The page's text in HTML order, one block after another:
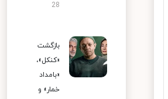
28
بازگشت
«کنکل»،
«بامداد
خمار» و